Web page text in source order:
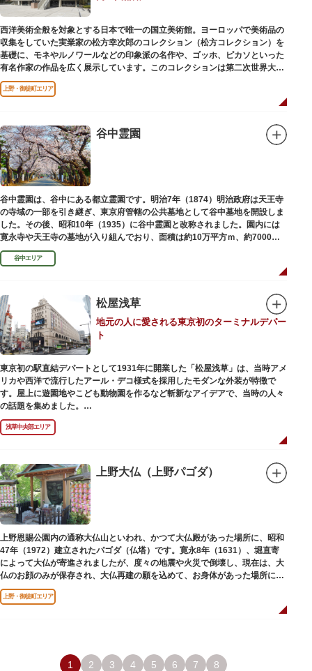
から隅田川を見下ろしたり、すぐ横を走る電車の迫力を楽しんだり、隅田川
散策にいかがでしょうか。
西洋美術全般を対象とする日本で唯一の国立美術館。ヨーロッパで美術品の
収集をしていた実業家の松方幸次郎のコレクション（松方コレクション）を
基礎に、モネやルノワールなどの印象派の名作や、ゴッホ、ピカソといった
有名作家の作品を広く展示しています。このコレクションは第二次世界大戦
中にフランス政府に接収され、戦後に専用の美術館を創設することを条件に
日本へ寄贈返還されました。
もの。「ル・コルビュジエの建築作品－近代建築運動への顕著な貢献－」の
構成資産の一つとして東京初の世界文化遺産に登録されています。前庭にも
ロダンの彫刻が展示されており、散策しながら美術鑑賞を楽しめるのも魅力
のひとつ。 ボランティア・スタッフと一緒に鑑賞する「美術トーク」や、解
説を聞きながら本館や前庭を一緒に歩く「建築ツアー」など、初めての来館
でも気軽に楽しめるプログラムも用意されています。
上野・御徒町エリア
谷中霊園
谷中霊園は、谷中にある都立霊園です。明治7年（1874）明治政府は天王寺
の寺域の一部を引き継ぎ、東京府管轄の公共墓地として谷中墓地を開設しま
した。その後、昭和10年（1935）に谷中霊園と改称されました。園内には
寛永寺や天王寺の墓地が入り組んでおり、面積は約10万平方ｍ、約7000基
の墓が並んでいます。園内を通る「さくら通り」は桜の名所となっていま
す。谷中エリア
松屋浅草
地元の人に愛される東京初のターミナルデパー
ト
東京初の駅直結デパートとして1931年に開業した「松屋浅草」は、当時アメ
リカや西洋で流行したアール・デコ様式を採用したモダンな外装が特徴で
す。屋上に遊園地やこども動物園を作るなど斬新なアイデアで、当時の人々
の話題を集めました。
現在は、B1階から地上3階までが松屋浅草の売り場。2012年のリニューアル
で建設当時のシンボル・大時計も復活し、昭和の面影を残す百貨店は今でも
人々に親しまれています。地上1階は 浅草らしい下町銘菓をはじめ、全国か
なので、お土産購入にも便利です。
浅草中央部エリア
上野大仏（上野パゴダ）
上野恩賜公園内の通称大仏山といわれ、かつて大仏殿があった場所に、昭和
47年（1972）建立されたパゴダ（仏塔）です。寛永8年（1631）、堀直寄
によって大仏が寄進されましたが、度々の地震や火災で倒壊し、現在は、大
仏のお顔のみが保存され、大仏再建の願を込めて、お身体があった場所にパ
ゴダが建てられました。
上野・御徒町エリア
1 2 3 4 5 6 7 8